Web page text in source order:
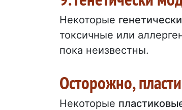
Некоторые
токсичные или
пока неизвестны.
Осторожно,
Некоторые